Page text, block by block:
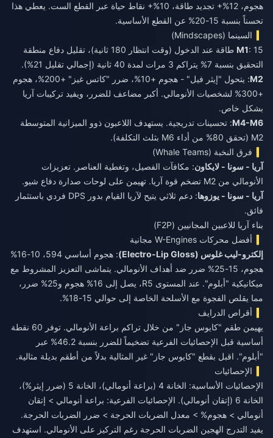
هجوم، 12%+ تجديد طاقة، 10%+ نقاط حياة عبر القطع الست. يعطي هذا
تحسناً بنسبة 15-20% عن القطع الأساسية.
السينما (Mindscapes)
M1
: 15 طاقة عند الدخول (وقت انتظار 180 ثانية)، تقليل دفاع منطقة
التحقيق بنسبة 7% يتراكم 3 مرات لمدة 40 ثانية (إجمالي تقليل 21%).
M2
: يتحول "إيثر فيل" - هجوم +10%، ضرر "كاتس غيز" +200%، هجوم
+300% لشخصيات الأنومالي. أكبر مضاعف للضرر، ويفيد تركيبات آريا
بشكل خاص.
M4-M6: تحسينات تدريجية. يستهدف اللاعبون ذوو الميزانية المتوسطة
M2 (تحقق 80% من أداء M6 بثلث التكلفة).
فرق النخبة (Whale Teams)
آريا - سونا - لايكاون: مكافآت الفصيل، وتغطية العناصر. تعزيزات
الأنومالي من M2 تضخم قوة آريا. تهيمن على لوحات صدارة دفاع شيو.
آريا - سونا - يوزوها
: دعم ثلاثي يتيح لآريا القيام بدور DPS فردي باستثمار
فائق.
بناء آريا للاعبين المجانيين (F2P)
أفضل محركات W-Engines مجانية
إلكترو-ليب غلوس (Electro-Lip Gloss)
: هجوم أساسي 594، 10-16%
هجوم، 15-25% ضرر ضد أهداف الأنومالي. يتماشى التعزيز المشروط مع
ميكانيكية "أبلوم". عند المستوى R5، يصل إلى 16% هجوم و25% ضرر،
مما يقلص الفجوة مع الأسلحة الخاصة إلى حوالي 15-18%.
أقراص الدرايف
يهيمن طقم "كايوس جاز" من خلال تراكم براعة الأنومالي. توفر 60 نقطة
أساسية قبل الإحصائيات الفرعية تضخيماً للضرر بنسبة 46.2% عبر
"أبلوم". اقبل بقطع "كايوس جاز" غير المثالية بدلاً من أطقم بديلة مثالية.
الإحصائيات
الإحصائيات الأساسية: الخانة 4 (براعة أنومالي)، الخانة 5 (ضرر إيثر%)،
الخانة 6 (إتقان أنومالي). الإحصائيات الفرعية: براعة أنومالي > إتقان
أنومالي > هجوم% > معدل الضربات الحرجة > ضرر الضربات الحرجة.
يفيد التدرج الهجين الضربات الحرجة رغم التركيز على الأنومالي. استهدف